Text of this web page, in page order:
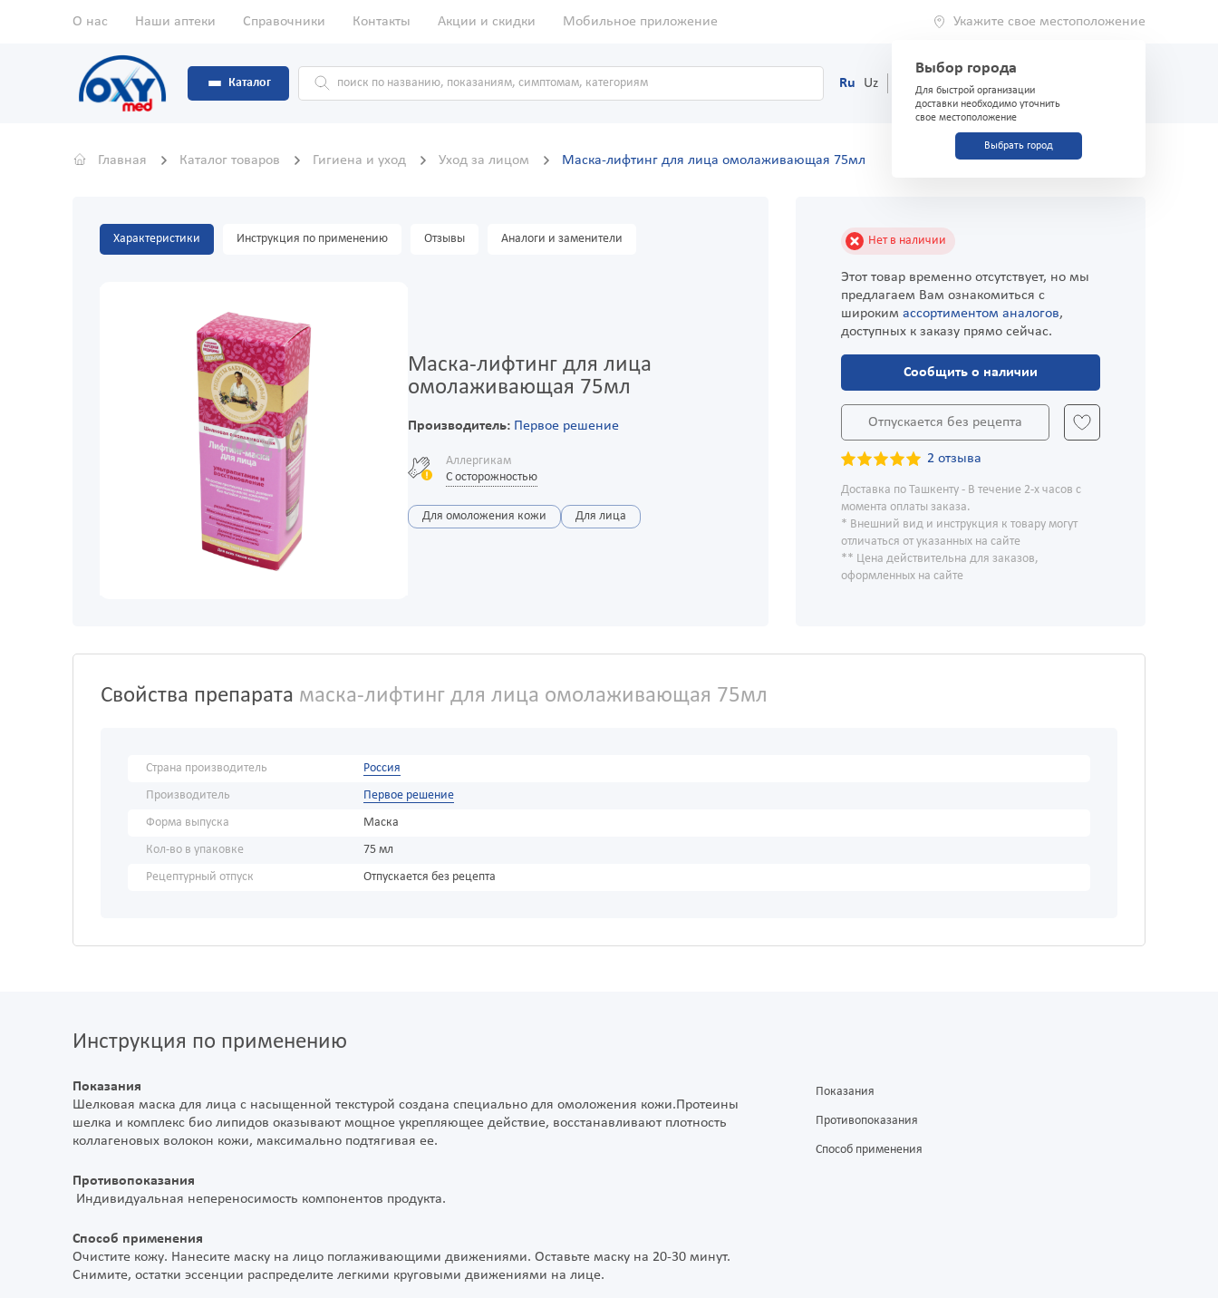
О нас Наши аптеки Справочники Контакты Акции и скидки Мобильное приложение Укажите свое местоположение
Выбор города
Для быстрой организации
доставки необходимо уточнить
свое местоположение
Выбрать город
Каталог Ru Uz (71) 200-03-03
Главная Каталог товаров Гигиена и уход Уход за лицом Маска-лифтинг для лица омолаживающая 75мл
Характеристики Инструкция по применению Отзывы Аналоги и заменители
Маска-лифтинг для лица
омолаживающая 75мл
Производитель: Первое решение
Аллергикам
С осторожностью
Для омоложения кожи Для лица
Нет в наличии
Этот товар временно отсутствует, но мы
предлагаем Вам ознакомиться с
широким ассортиментом аналогов,
доступных к заказу прямо сейчас.
Сообщить о наличии
Отпускается без рецепта
2 отзыва
Доставка по Ташкенту - В течение 2-х часов с
момента оплаты заказа.
* Внешний вид и инструкция к товару могут
отличаться от указанных на сайте
** Цена действительна для заказов,
оформленных на сайте
Свойства препарата маска-лифтинг для лица омолаживающая 75мл
Страна производитель
Россия
Производитель
Первое решение
Форма выпуска
Маска
Кол-во в упаковке
75 мл
Рецептурный отпуск
Отпускается без рецепта
Инструкция по применению
Показания
Шелковая маска для лица с насыщенной текстурой создана специально для омоложения кожи.Протеины
шелка и комплекс био липидов оказывают мощное укрепляющее действие, восстанавливают плотность
коллагеновых волокон кожи, максимально подтягивая ее.
Противопоказания
Индивидуальная непереносимость компонентов продукта.
Способ применения
Очистите кожу. Нанесите маску на лицо поглаживающими движениями. Оставьте маску на 20-30 минут.
Снимите, остатки эссенции распределите легкими круговыми движениями на лице.
Показания
Противопоказания
Способ применения